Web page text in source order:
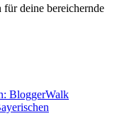
deine bereichernde
BloggerWalk